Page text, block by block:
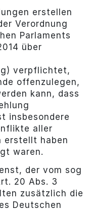
erstellen
Verordnung
Parlaments
über
verpflichtet,
offenzulegen,
kann, dass
insbesondere
aller
erstellt haben
waren.
der vom sog
20 Abs. 3
zusätzlich die
Deutschen